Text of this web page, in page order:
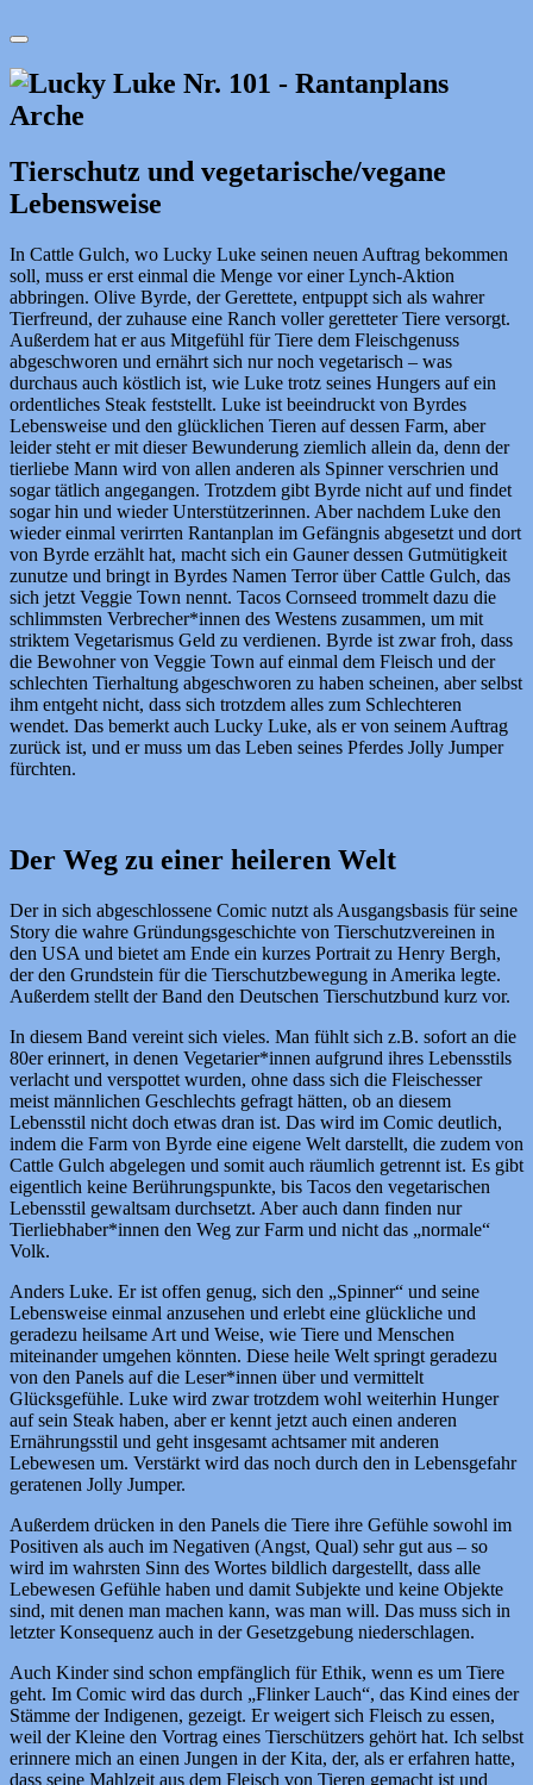
Tierschutz und vegetarische/vegane
Lebensweise
In Cattle Gulch, wo Lucky Luke seinen neuen Auftrag bekommen
soll, muss er erst einmal die Menge vor einer Lynch-Aktion
abbringen. Olive Byrde, der Gerettete, entpuppt sich als wahrer
Tierfreund, der zuhause eine Ranch voller geretteter Tiere versorgt.
Außerdem hat er aus Mitgefühl für Tiere dem Fleischgenuss
abgeschworen und ernährt sich nur noch vegetarisch – was
durchaus auch köstlich ist, wie Luke trotz seines Hungers auf ein
ordentliches Steak feststellt. Luke ist beeindruckt von Byrdes
Lebensweise und den glücklichen Tieren auf dessen Farm, aber
leider steht er mit dieser Bewunderung ziemlich allein da, denn der
tierliebe Mann wird von allen anderen als Spinner verschrien und
sogar tätlich angegangen. Trotzdem gibt Byrde nicht auf und findet
sogar hin und wieder Unterstützerinnen. Aber nachdem Luke den
wieder einmal verirrten Rantanplan im Gefängnis abgesetzt und dort
von Byrde erzählt hat, macht sich ein Gauner dessen Gutmütigkeit
zunutze und bringt in Byrdes Namen Terror über Cattle Gulch, das
sich jetzt Veggie Town nennt. Tacos Cornseed trommelt dazu die
schlimmsten Verbrecher*innen des Westens zusammen, um mit
striktem Vegetarismus Geld zu verdienen. Byrde ist zwar froh, dass
die Bewohner von Veggie Town auf einmal dem Fleisch und der
schlechten Tierhaltung abgeschworen zu haben scheinen, aber selbst
ihm entgeht nicht, dass sich trotzdem alles zum Schlechteren
wendet. Das bemerkt auch Lucky Luke, als er von seinem Auftrag
zurück ist, und er muss um das Leben seines Pferdes Jolly Jumper
fürchten.
Der Weg zu einer heileren Welt
Der in sich abgeschlossene Comic nutzt als Ausgangsbasis für seine
Story die wahre Gründungsgeschichte von Tierschutzvereinen in
den USA und bietet am Ende ein kurzes Portrait zu Henry Bergh,
der den Grundstein für die Tierschutzbewegung in Amerika legte.
Außerdem stellt der Band den Deutschen Tierschutzbund kurz vor.
In diesem Band vereint sich vieles. Man fühlt sich z.B. sofort an die
80er erinnert, in denen Vegetarier*innen aufgrund ihres Lebensstils
verlacht und verspottet wurden, ohne dass sich die Fleischesser
meist männlichen Geschlechts gefragt hätten, ob an diesem
Lebensstil nicht doch etwas dran ist. Das wird im Comic deutlich,
indem die Farm von Byrde eine eigene Welt darstellt, die zudem von
Cattle Gulch abgelegen und somit auch räumlich getrennt ist. Es gibt
eigentlich keine Berührungspunkte, bis Tacos den vegetarischen
Lebensstil gewaltsam durchsetzt. Aber auch dann finden nur
Tierliebhaber*innen den Weg zur Farm und nicht das „normale“
Volk.
Anders Luke. Er ist offen genug, sich den „Spinner“ und seine
Lebensweise einmal anzusehen und erlebt eine glückliche und
geradezu heilsame Art und Weise, wie Tiere und Menschen
miteinander umgehen könnten. Diese heile Welt springt geradezu
von den Panels auf die Leser*innen über und vermittelt
Glücksgefühle. Luke wird zwar trotzdem wohl weiterhin Hunger
auf sein Steak haben, aber er kennt jetzt auch einen anderen
Ernährungsstil und geht insgesamt achtsamer mit anderen
Lebewesen um. Verstärkt wird das noch durch den in Lebensgefahr
geratenen Jolly Jumper.
Außerdem drücken in den Panels die Tiere ihre Gefühle sowohl im
Positiven als auch im Negativen (Angst, Qual) sehr gut aus – so
wird im wahrsten Sinn des Wortes bildlich dargestellt, dass alle
Lebewesen Gefühle haben und damit Subjekte und keine Objekte
sind, mit denen man machen kann, was man will. Das muss sich in
letzter Konsequenz auch in der Gesetzgebung niederschlagen.
Auch Kinder sind schon empfänglich für Ethik, wenn es um Tiere
geht. Im Comic wird das durch „Flinker Lauch“, das Kind eines der
Stämme der Indigenen, gezeigt. Er weigert sich Fleisch zu essen,
weil der Kleine den Vortrag eines Tierschützers gehört hat. Ich selbst
erinnere mich an einen Jungen in der Kita, der, als er erfahren hatte,
dass seine Mahlzeit aus dem Fleisch von Tieren gemacht ist und